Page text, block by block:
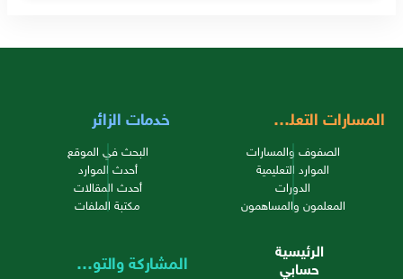
المسارات التعليمية
الصفوف والمسارات
الموارد التعليمية
الدورات
المعلمون والمساهمون
خدمات الزائر
البحث في الموقع
أحدث الموارد
أحدث المقالات
مكتبة الملفات
الرئيسية
حسابي المشاركة والتواصل